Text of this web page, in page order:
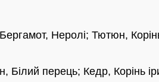
Неролі; Тютюн,
перець; Кедр, Корінь